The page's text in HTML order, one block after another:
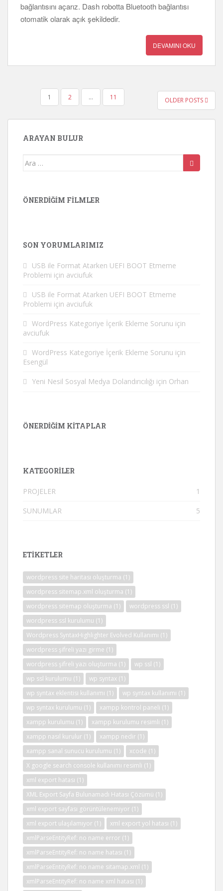
bağlantısını açarız. Dash robotta Bluetooth bağlantısı
otomatik olarak açık şekildedir.
DEVAMINI OKU
SAYFALANDIRMASI
1 2 … 11 OLDER POSTS
ARAYAN BULUR
Arama
ÖNERDIĞIM FILMLER
SON YORUMLARIMIZ
USB ile Format Atarken UEFI BOOT Etmeme
Problemi için avciufuk
USB ile Format Atarken UEFI BOOT Etmeme
Problemi için avciufuk
WordPress Kategoriye İçerik Ekleme Sorunu için
avciufuk
WordPress Kategoriye İçerik Ekleme Sorunu için
Esengül
Yeni Nesil Sosyal Medya Dolandırıcılığı için Orhan
ÖNERDIĞIM KITAPLAR
KATEGORILER
PROJELER 1
SUNUMLAR 5
ETİKETLER
wordpress site haritası oluşturma (1)
wordpress sitemap.xml oluşturma (1)
wordpress sitemap oluşturma (1) wordpress ssl (1)
wordpress ssl kurulumu (1)
Wordpress SyntaxHighlighter Evolved Kullanımı (1)
wordpress şifreli yazı girme (1)
wordpress şifreli yazı oluşturma (1) wp ssl (1)
wp ssl kurulumu (1) wp syntax (1)
wp syntax eklentisi kullanımı (1) wp syntax kullanımı (1)
wp syntax kurulumu (1) xampp kontrol paneli (1)
xampp kurulumu (1) xampp kurulumu resimli (1)
xampp nasıl kurulur (1) xampp nedir (1)
xampp sanal sunucu kurulumu (1) xcode (1)
X google search console kullanımı resimli (1)
xml export hatası (1)
XML Export Sayfa Bulunamadı Hatası Çözümü (1)
xml export sayfası görüntülenemiyor (1)
xml export ulaşılamıyor (1) xml export yol hatası (1)
xmlParseEntityRef: no name error (1)
xmlParseEntityRef: no name hatası (1)
xmlParseEntityRef: no name sitamap.xml (1)
xmlParseEntityRef: no name xml hatası (1)